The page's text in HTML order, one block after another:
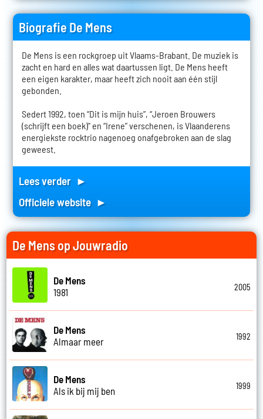
Biografie De Mens
De Mens is een rockgroep uit Vlaams-Brabant. De muziek is
zacht en hard en alles wat daartussen ligt. De Mens heeft
een eigen karakter, maar heeft zich nooit aan één stijl
gebonden.
Sedert 1992, toen “Dit is mijn huis”, “Jeroen Brouwers
(schrijft een boek)" en “Irene” verschenen, is Vlaanderens
energiekste rocktrio nagenoeg onafgebroken aan de slag
geweest.
Lees verder ►
Officiele website ►
De Mens op Jouwradio
De Mens
1981
2005
De Mens
Almaar meer
1992
De Mens
Als ik bij mij ben
1999